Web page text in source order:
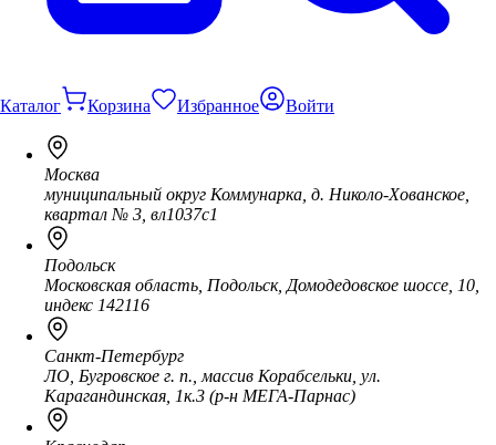
Каталог Корзина Избранное Войти
Москва
муниципальный округ Коммунарка, д. Николо-Хованское,
квартал № 3, вл1037с1
Подольск
Московская область, Подольск, Домодедовское шоссе, 10,
индекс 142116
Санкт-Петербург
ЛО, Бугровское г. п., массив Корабсельки, ул.
Карагандинская, 1к.3 (р-н МЕГА-Парнас)